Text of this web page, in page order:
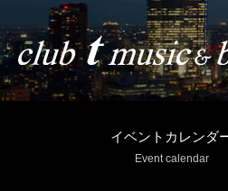
イベントカレンダ
Event calendar